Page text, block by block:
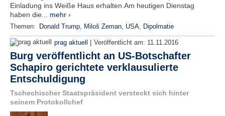
Einladung ins Weiße Haus erhalten.Am heutigen Dienstag
haben die... mehr ›
Themen: Donald Trump, Miloš Zeman, USA, Dipolmatie
prag aktuell | Veröffentlicht am: 11.11.2016
Burg veröffentlicht an US-Botschafter
Schapiro gerichtete verklausulierte
Entschuldigung
Tschechischer Staatspräsident versteckt sich hinter
seinem Protokollchef